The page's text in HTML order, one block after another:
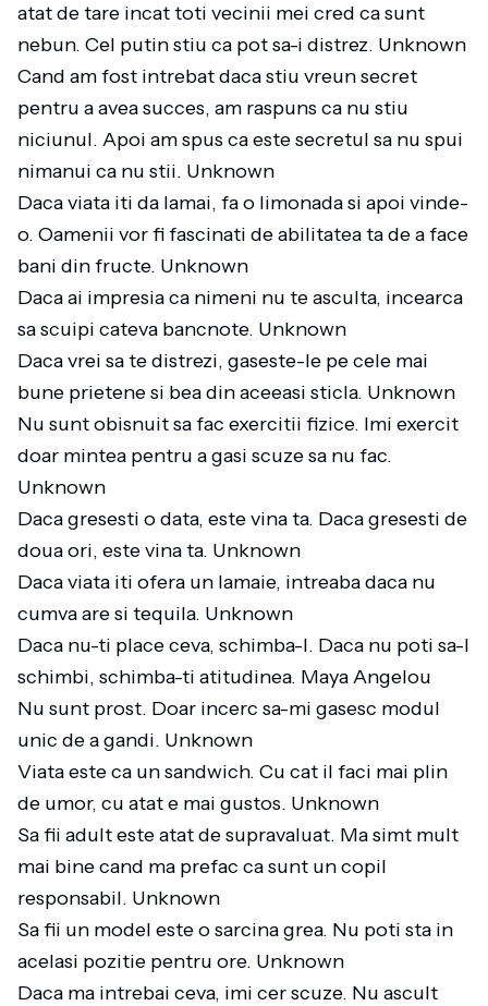
atat de tare incat toti vecinii mei cred ca sunt
nebun. Cel putin stiu ca pot sa-i distrez. Unknown
Cand am fost intrebat daca stiu vreun secret
pentru a avea succes, am raspuns ca nu stiu
niciunul. Apoi am spus ca este secretul sa nu spui
nimanui ca nu stii. Unknown
Daca viata iti da lamai, fa o limonada si apoi vinde-
o. Oamenii vor fi fascinati de abilitatea ta de a face
bani din fructe. Unknown
Daca ai impresia ca nimeni nu te asculta, incearca
sa scuipi cateva bancnote. Unknown
Daca vrei sa te distrezi, gaseste-le pe cele mai
bune prietene si bea din aceeasi sticla. Unknown
Nu sunt obisnuit sa fac exercitii fizice. Imi exercit
doar mintea pentru a gasi scuze sa nu fac.
Unknown
Daca gresesti o data, este vina ta. Daca gresesti de
doua ori, este vina ta. Unknown
Daca viata iti ofera un lamaie, intreaba daca nu
cumva are si tequila. Unknown
Daca nu-ti place ceva, schimba-l. Daca nu poti sa-l
schimbi, schimba-ti atitudinea. Maya Angelou
Nu sunt prost. Doar incerc sa-mi gasesc modul
unic de a gandi. Unknown
Viata este ca un sandwich. Cu cat il faci mai plin
de umor, cu atat e mai gustos. Unknown
Sa fii adult este atat de supravaluat. Ma simt mult
mai bine cand ma prefac ca sunt un copil
responsabil. Unknown
Sa fii un model este o sarcina grea. Nu poti sta in
acelasi pozitie pentru ore. Unknown
Daca ma intrebai ceva, imi cer scuze. Nu ascult